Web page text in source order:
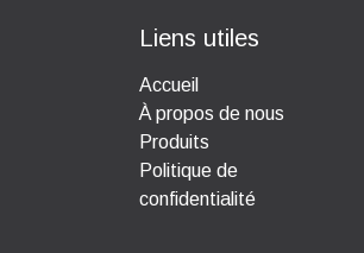
Liens utiles
Accueil
À propos de nous
Produits
Politique de
confidentialité